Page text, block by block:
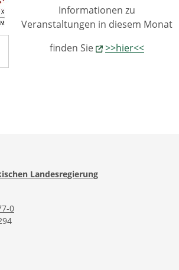
Informationen zu
Veranstaltungen in diesem Monat
finden Sie
>>hier<<
Landesregierung
0